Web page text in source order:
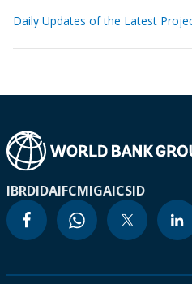
Daily Updates of the Latest
IBRDIDAIFCMIGAICSID